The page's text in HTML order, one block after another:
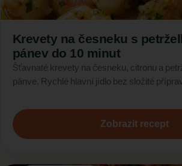
Krevety na česneku s
pánev do 10 minut
Šťavnaté krevety na česneku, citronu a
pánve. Rychlé hlavní jídlo bez složité
Zobrazit recept